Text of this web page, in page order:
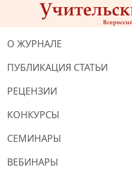
О ЖУРНАЛЕ
ПУБЛИКАЦИЯ СТАТЬИ
РЕЦЕНЗИИ
КОНКУРСЫ
СЕМИНАРЫ
ВЕБИНАРЫ